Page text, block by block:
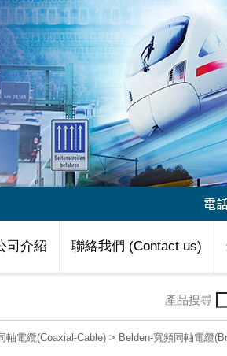
司介紹 聯絡我們 (Contact us)
產品搜尋
軸電纜(Coaxial-Cable) > Belden-寬頻同軸電纜